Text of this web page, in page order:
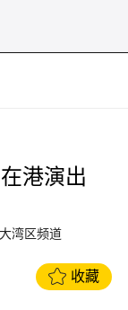
港演出
湾区频道
收藏